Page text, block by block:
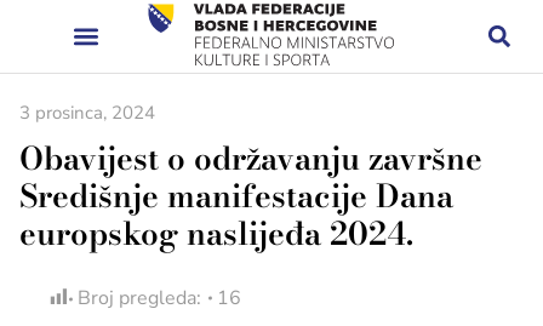
3 prosinca, 2024
Obavijest o održavanju završne
Središnje manifestacije Dana
europskog naslijeđa 2024.
Broj pregleda: 16